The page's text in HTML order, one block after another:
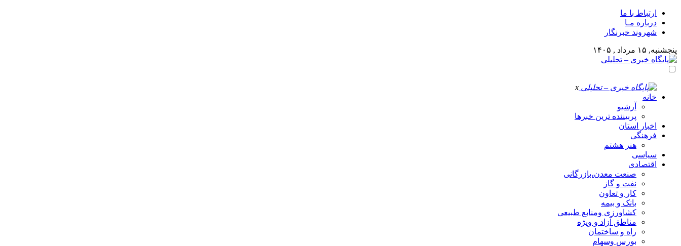
ارتباط با ما
درباره مـا
شهروند خبرنگار
پنجشنبه, ۱۵ مرداد , ۱۴۰۵
x
خانه
آرشیو
پربیننده ترین خبرها
اخبار استان
فرهنگی
هنر هشتم
سیاسی
اقتصادی
صنعت معدن،بازرگانی
نفت و گاز
کار و تعاون
بانک و بیمه
کشاورزی ومنابع طبیعی
مناطق آزاد و ویژه
راه و ساختمان
بورس وسهام